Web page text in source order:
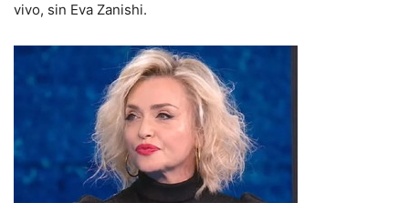
vivo, sin Eva Zanishi.